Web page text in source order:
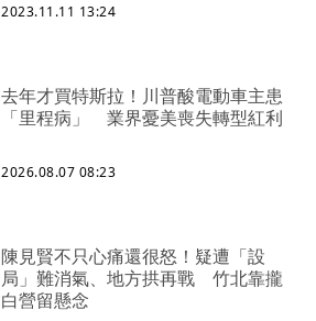
2023.11.11 13:24
去年才買特斯拉！川普酸電動車主患
「里程病」 業界憂美喪失轉型紅利
2026.08.07 08:23
陳見賢不只心痛還很怒！疑遭「設
局」難消氣、地方拱再戰 竹北靠攏
白營留懸念